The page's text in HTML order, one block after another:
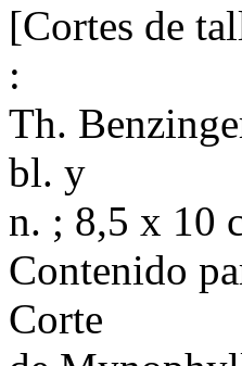
[Cortes de
:
Th.
bl. y
n. ; 8,5 x 10
Contenido
Corte